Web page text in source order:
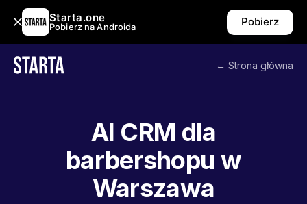
Starta.one
Pobierz na Androida Pobierz
← Strona główna
AI CRM dla
barbershopu w
Warszawa